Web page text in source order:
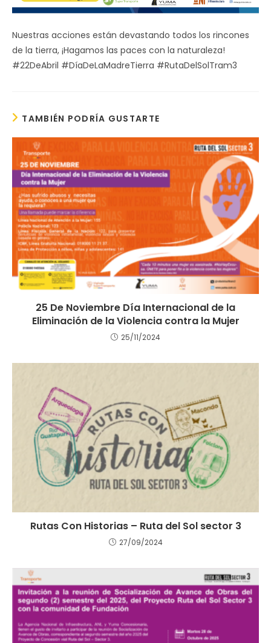
Nuestras acciones están devastando todos los rincones
de la tierra, ¡Hagamos las paces con la naturaleza!
#22DeAbril #DíaDeLaMadreTierra #RutaDelSolTram3
TAMBIÉN PODRÍA GUSTARTE
25 De Noviembre Día Internacional de la
Eliminación de la Violencia contra la Mujer
25/11/2024
Rutas Con Historias – Ruta del Sol sector 3
27/09/2024